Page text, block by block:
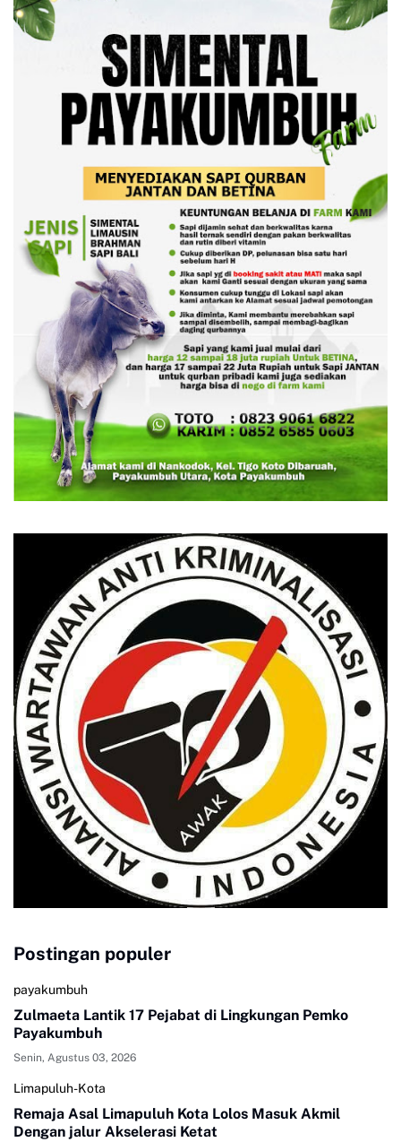
Postingan populer
payakumbuh
Zulmaeta Lantik 17 Pejabat di Lingkungan Pemko
Payakumbuh
Senin, Agustus 03, 2026
Limapuluh-Kota
Remaja Asal Limapuluh Kota Lolos Masuk Akmil
Dengan jalur Akselerasi Ketat